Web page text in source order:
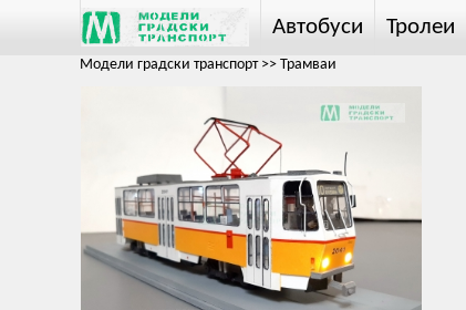
Автобуси Тролеи
Модели градски транспорт>> Трамваи